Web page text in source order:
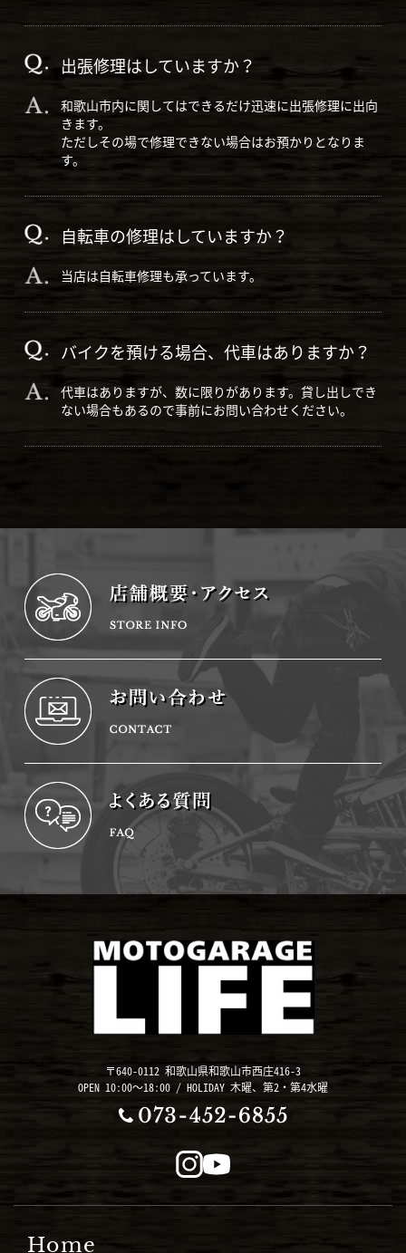
出張修理はしていますか？
和歌山市内に関してはできるだけ迅速に出張修理に出向
きます。
ただしその場で修理できない場合はお預かりとなりま
す。
自転車の修理はしていますか？
当店は自転車修理も承っています。
バイクを預ける場合、代車はありますか？
代車はありますが、数に限りがあります。貸し出しでき
ない場合もあるので事前にお問い合わせください。
〒640-0112 和歌山県和歌山市西庄416-3
OPEN 10:00～18:00 / HOLIDAY 木曜、第2・第4水曜
Home